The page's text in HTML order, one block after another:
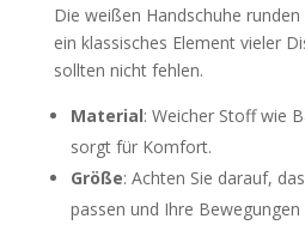
Die weißen Handschuhe
ein klassisches Element vieler
sollten nicht fehlen.
Material: Weicher Stoff wie
sorgt für Komfort.
Größe: Achten Sie darauf,
passen und Ihre